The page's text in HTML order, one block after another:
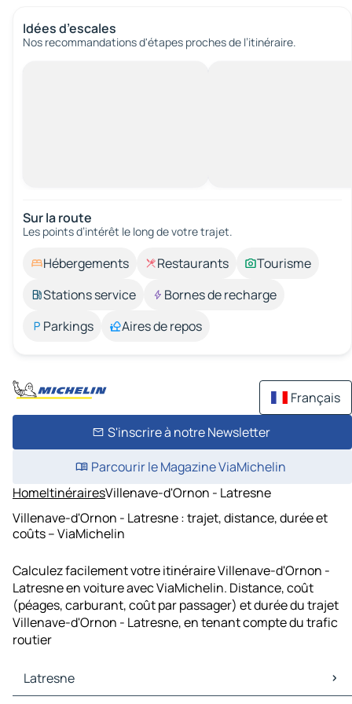
Idées d’escales
Nos recommandations d'étapes proches de l’itinéraire.
Sur la route
Les points d’intérêt le long de votre trajet.
Hébergements Restaurants
Tourisme
Stations service
Bornes de recharge
Parkings
Aires de repos
Français
S'inscrire à notre Newsletter
Parcourir le Magazine ViaMichelin
HomeItinérairesVillenave-d'Ornon - Latresne
Villenave-d'Ornon - Latresne : trajet, distance, durée et
coûts – ViaMichelin
Calculez facilement votre itinéraire Villenave-d'Ornon -
Latresne en voiture avec ViaMichelin. Distance, coût
(péages, carburant, coût par passager) et durée du trajet
Villenave-d'Ornon - Latresne, en tenant compte du trafic
routier
Latresne